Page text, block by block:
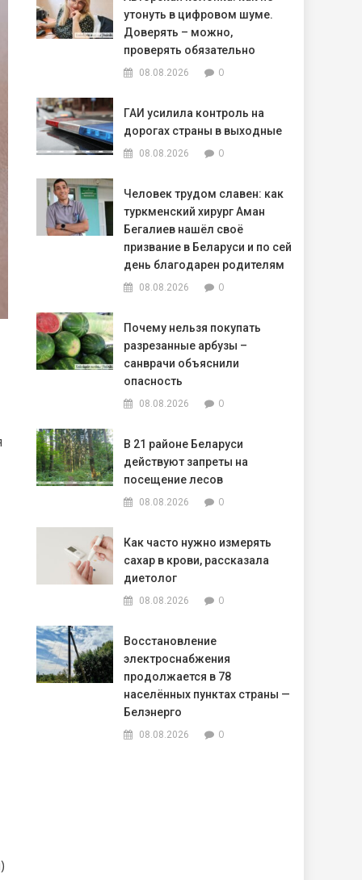
утонуть в цифровом шуме.
Доверять – можно,
проверять обязательно
08.08.2026 0
ГАИ усилила контроль на
дорогах страны в выходные
08.08.2026 0
Человек трудом славен: как
туркменский хирург Аман
Бегалиев нашёл своё
призвание в Беларуси и по сей
день благодарен родителям
08.08.2026 0
Почему нельзя покупать
разрезанные арбузы –
санврачи объяснили
опасность
08.08.2026 0
В 21 районе Беларуси
действуют запреты на
посещение лесов
08.08.2026 0
Как часто нужно измерять
сахар в крови, рассказала
диетолог
08.08.2026 0
Восстановление
электроснабжения
продолжается в 78
населённых пунктах страны —
Белэнерго
08.08.2026 0